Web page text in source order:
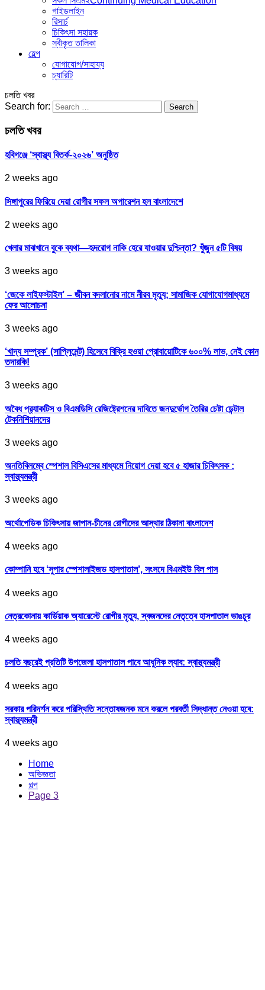
গাইডলাইন
রিসার্চ
চিকিৎসা সহায়ক
স্বীকৃত তালিকা
হেল্প
যোগাযোগ/সাহায্য
চ্যারিটি
চলতি খবর
Search for:
চলতি খবর
হবিগঞ্জে ‘স্বাস্থ্য বিতর্ক-২০২৬’ অনুষ্ঠিত
2 weeks ago
সিঙ্গাপুরের ফিরিয়ে দেয়া রোগীর সফল অপারেশন হল বাংলাদেশে
2 weeks ago
খেলার মাঝখানে বুকে ব্যথা—হৃদরোগ নাকি হেরে যাওয়ার দুশ্চিন্তা? খুঁজুন ৫টি বিষয়
3 weeks ago
‘জেকে লাইফস্টাইল’ – জীবন বদলানোর নামে নীরব মৃত্যু; সামাজিক যোগাযোগমাধ্যমে
ফের আলোচনা
3 weeks ago
‘খাদ্য সম্পূরক’ (সাপ্লিমেন্ট) হিসেবে বিক্রি হওয়া প্রোবায়োটিকে ৬০০% লাভ, নেই কোন
তদারকি!
3 weeks ago
অবৈধ প্র‍্যাকটিস ও বিএমডিসি রেজিষ্ট্রেশনের দাবিতে জনদুর্ভোগ তৈরির চেষ্টা ডেন্টাল
টেকনিশিয়ানদের
3 weeks ago
অনতিবিলম্বে স্পেশাল বিসিএসের মাধ্যমে নিয়োগ দেয়া হবে ৫ হাজার চিকিৎসক :
স্বাস্থ্যমন্ত্রী
3 weeks ago
অর্থোপেডিক চিকিৎসায় জাপান-চীনের রোগীদের আস্থার ঠিকানা বাংলাদেশ
4 weeks ago
কোম্পানি হবে ‘সুপার স্পেশালাইজড হাসপাতাল’, সংসদে বিএমইউ বিল পাস
4 weeks ago
নেত্রকোনায় কার্ডিয়াক অ্যারেস্টে রোগীর মৃত্যু, স্বজনদের নেতৃত্বে হাসপাতাল ভাঙচুর
4 weeks ago
চলতি বছরেই প্রতিটি উপজেলা হাসপাতাল পাবে আধুনিক ল্যাব: স্বাস্থ্যমন্ত্রী
4 weeks ago
সরকার পরিদর্শন করে পরিস্থিতি সন্তোষজনক মনে করলে পরবর্তী সিদ্ধান্ত নেওয়া হবে:
স্বাস্থ্যমন্ত্রী
4 weeks ago
Home
অভিজ্ঞতা
গল্প
Page 3